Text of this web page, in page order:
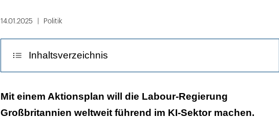
14.01.2025 Politik
Inhaltsverzeichnis
Bislang haben nur 6 Prozent der NHS-Patienten der Nutzung
Mit einem Aktionsplan will die Labour-Regierung
Großbritannien weltweit führend im KI-Sektor machen.